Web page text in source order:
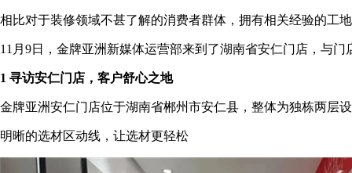
相比对于装修领域不甚了解的消费者群体，拥有相关经验的工
11月9日，金牌亚洲新媒体运营部来到了湖南省安仁门店，与
1 寻访安仁门店，客户舒心之地
金牌亚洲安仁门店位于湖南省郴州市安仁县，整体为独栋两层
明晰的选材区动线，让选材更轻松